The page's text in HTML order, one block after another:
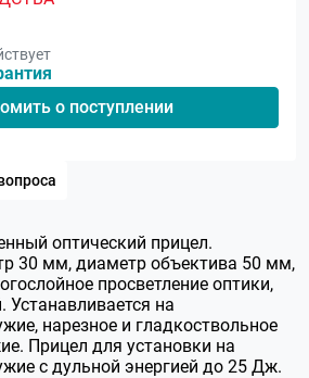
о поступлении
оптический прицел.
30 мм, диаметр объектива 50 мм,
просветление оптики,
на
нарезное и гладкоствольное
Прицел для установки на
с дульной энергией до 25 Дж.